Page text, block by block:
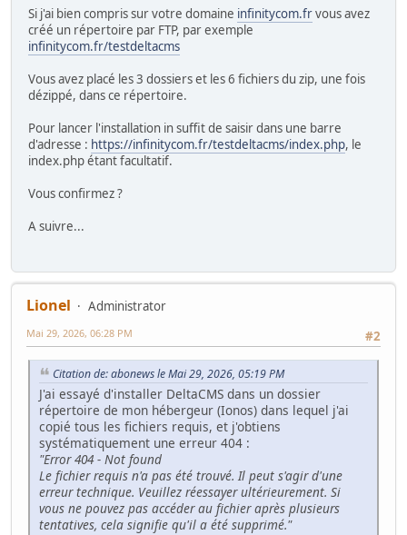
Si j'ai bien compris sur votre domaine infinitycom.frvous avez
créé un répertoire par FTP, par exemple
infinitycom.fr/testdeltacms
Vous avez placé les 3 dossiers et les 6 fichiers du zip, une fois
dézippé, dans ce répertoire.
Pour lancer l'installation in suffit de saisir dans une barre
d'adresse : https://infinitycom.fr/testdeltacms/index.php, le
index.php étant facultatif.
Vous confirmez ?
A suivre...
Lionel
Administrator
#2
Mai 29, 2026, 06:28 PM
Citation de: abonews le Mai 29, 2026, 05:19 PM
J'ai essayé d'installer DeltaCMS dans un dossier
répertoire de mon hébergeur (Ionos) dans lequel j'ai
copié tous les fichiers requis, et j'obtiens
systématiquement une erreur 404 :
"Error 404 - Not found
Le fichier requis n'a pas été trouvé. Il peut s'agir d'une
erreur technique. Veuillez réessayer ultérieurement. Si
vous ne pouvez pas accéder au fichier après plusieurs
tentatives, cela signifie qu'il a été supprimé."